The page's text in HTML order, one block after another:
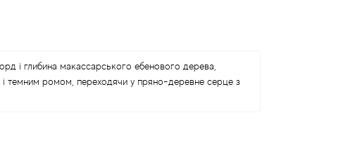
і глибина макассарського ебенового дерева,
і темним ромом, переходячи у пряно-деревне серце з